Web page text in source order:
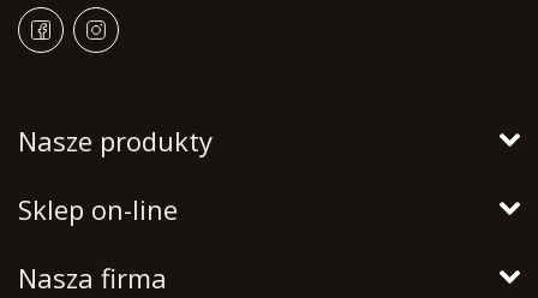
Nasze produkty
Sklep on-line
Nasza firma